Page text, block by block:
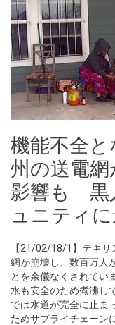
機能不全
州の送電
影響も 黒
ュニティ
【21/02/18/1】テキ
網が崩壊し、数百万人
とを余儀なくされてい
水も安全のため煮沸し
では水道が完全に止ま
ためサプライチェーン